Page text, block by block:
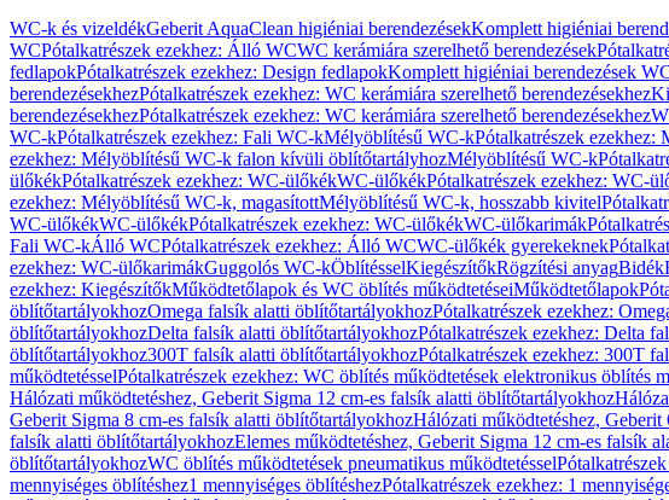
WC-k és vizeldékGeberit AquaClean higiéniai berendezésekKomplett higiéniai
WCPótalkatrészek ezekhez: Álló WCWC kerámiára szerelhető berendezések
fedlapokPótalkatrészek ezekhez: Design fedlapokKomplett higiéniai berendezések
berendezésekhezPótalkatrészek ezekhez: WC kerámiára szerelhető berendezésekhez
berendezésekhezPótalkatrészek ezekhez: WC kerámiára szerelhető berendezésekhez
WC-kPótalkatrészek ezekhez: Fali WC-kMélyöblítésű WC-kPótalkatrészek ezekhez:
ezekhez: Mélyöblítésű WC-k falon kívüli öblítőtartályhozMélyöblítésű WC-k
ülőkékPótalkatrészek ezekhez: WC-ülőkékWC-ülőkékPótalkatrészek ezekhez: WC-
ezekhez: Mélyöblítésű WC-k, magasítottMélyöblítésű WC-k, hosszabb kivitel
WC-ülőkékWC-ülőkékPótalkatrészek ezekhez: WC-ülőkékWC-ülőkarimák
Fali WC-kÁlló WCPótalkatrészek ezekhez: Álló WCWC-ülőkék gyerekeknek
ezekhez: WC-ülőkarimákGuggolós WC-kÖblítésselKiegészítőkRögzítési anyagBidék
ezekhez: KiegészítőkMűködtetőlapok és WC öblítés működtetéseiMűködtetőlapok
öblítőtartályokhozOmega falsík alatti öblítőtartályokhozPótalkatrészek ezekhez:
öblítőtartályokhozDelta falsík alatti öblítőtartályokhozPótalkatrészek ezekhez: Delta
öblítőtartályokhoz300T falsík alatti öblítőtartályokhozPótalkatrészek ezekhez: 300T
működtetésselPótalkatrészek ezekhez: WC öblítés működtetések elektronikus öblítés
Hálózati működtetéshez, Geberit Sigma 12 cm-es falsík alatti öblítőtartályokhoz
Geberit Sigma 8 cm-es falsík alatti öblítőtartályokhozHálózati működtetéshez,
falsík alatti öblítőtartályokhozElemes működtetéshez, Geberit Sigma 12 cm-es falsík
öblítőtartályokhozWC öblítés működtetések pneumatikus működtetéssel
mennyiséges öblítéshez1 mennyiséges öblítéshezPótalkatrészek ezekhez: 1